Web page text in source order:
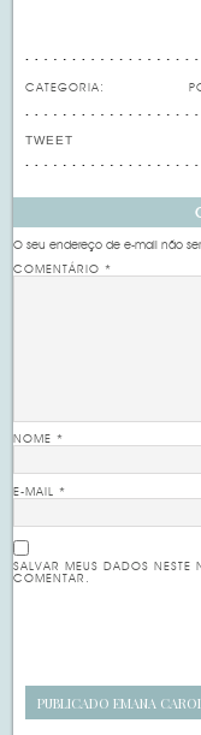
CATEGORIA:
TWEET
O seu endereço de e-mail não
COMENTÁRIO*
NOME*
E-MAIL*
SALVAR MEUS DADOS
COMENTAR.
PUBLICADO EMANA